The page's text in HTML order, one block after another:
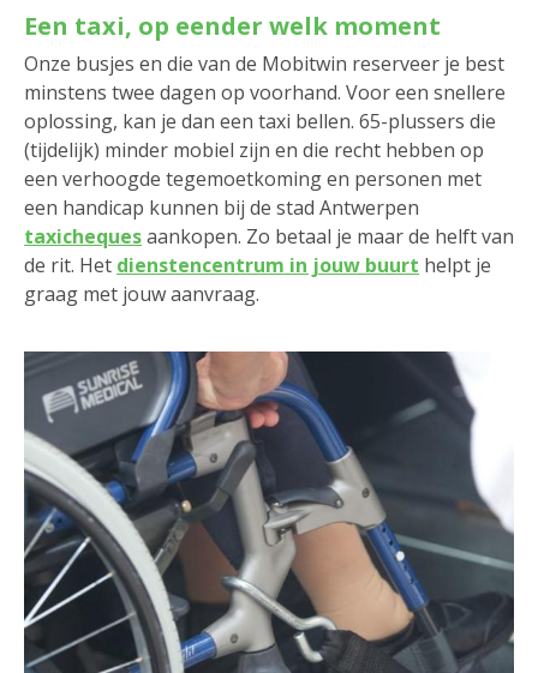
Een taxi, op eender welk moment
Onze busjes en die van de Mobitwin reserveer je best
minstens twee dagen op voorhand. Voor een snellere
oplossing, kan je dan een taxi bellen. 65-plussers die
(tijdelijk) minder mobiel zijn en die recht hebben op
een verhoogde tegemoetkoming en personen met
een handicap kunnen bij de stad Antwerpen
taxichequesaankopen. Zo betaal je maar de helft van
de rit. Het dienstencentrum in jouw buurt helpt je
graag met jouw aanvraag.